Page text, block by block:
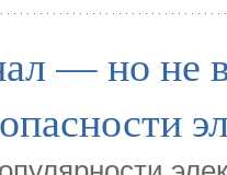
— но не